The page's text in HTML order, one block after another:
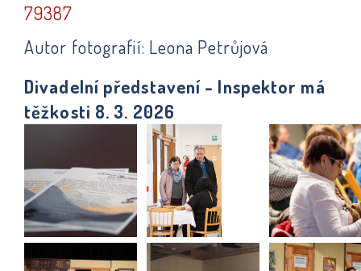
79387
Autor fotografií: Leona Petrůjová
Divadelní představení - Inspektor má
těžkosti 8. 3. 2026